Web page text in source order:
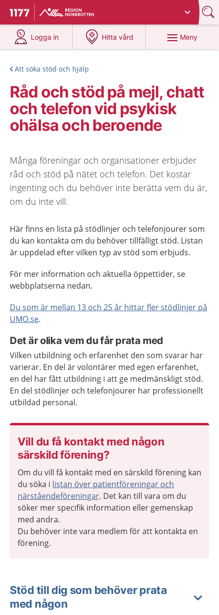
Till startsidan för 1177
Du har valt region
Logga in
på 1177.se
Hitta vård
på 1177.se
Meny
Att söka stöd och hjälp
Råd och stöd på mejl, chatt
och telefon vid psykisk
ohälsa och beroende
Många föreningar och organisationer erbjuder
råd och stöd på nätet och telefon. Det kostar
ingenting och du behöver inte berätta vem du är,
om du inte vill.
Här finns en lista på stödlinjer och telefonjourer som
du kan kontakta om du behöver tillfälligt stöd. Listan
är uppdelad efter vilken typ av stöd som erbjuds.
För mer information och aktuella öppettider, se
webbplatserna nedan.
Du som är mellan 13 och 25 år hittar fler stödlinjer på
UMO.se.
Det är olika vem du får prata med
Vilken utbildning och erfarenhet den som svarar har
varierar. En del är volontärer med egen erfarenhet,
en del har fått utbildning i att ge medmänskligt stöd.
En del stödlinjer och telefonjourer har professionellt
utbildad personal.
Vill du få kontakt med någon
särskild förening?
Om du vill få kontakt med en särskild förening kan
du söka i listan över patientföreningar och
närståendeföreningar. Det kan till vara om du
söker mer specifik information eller gemenskap
med andra.
Du behöver inte vara medlem för att kontakta en
förening.
Stöd till dig som behöver prata
med någon